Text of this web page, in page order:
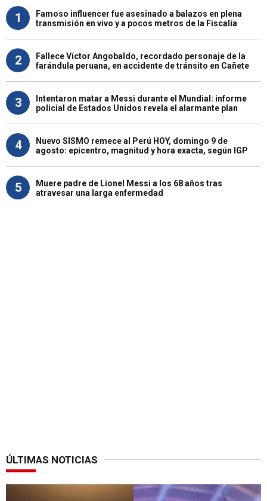
1
Famoso influencer fue asesinado a balazos en plena
transmisión en vivo y a pocos metros de la Fiscalía
2
Fallece Víctor Angobaldo, recordado personaje de la
farándula peruana, en accidente de tránsito en Cañete
3
Intentaron matar a Messi durante el Mundial: informe
policial de Estados Unidos revela el alarmante plan
4
Nuevo SISMO remece al Perú HOY, domingo 9 de
agosto: epicentro, magnitud y hora exacta, según IGP
5
Muere padre de Lionel Messi a los 68 años tras
atravesar una larga enfermedad
ÚLTIMAS NOTICIAS